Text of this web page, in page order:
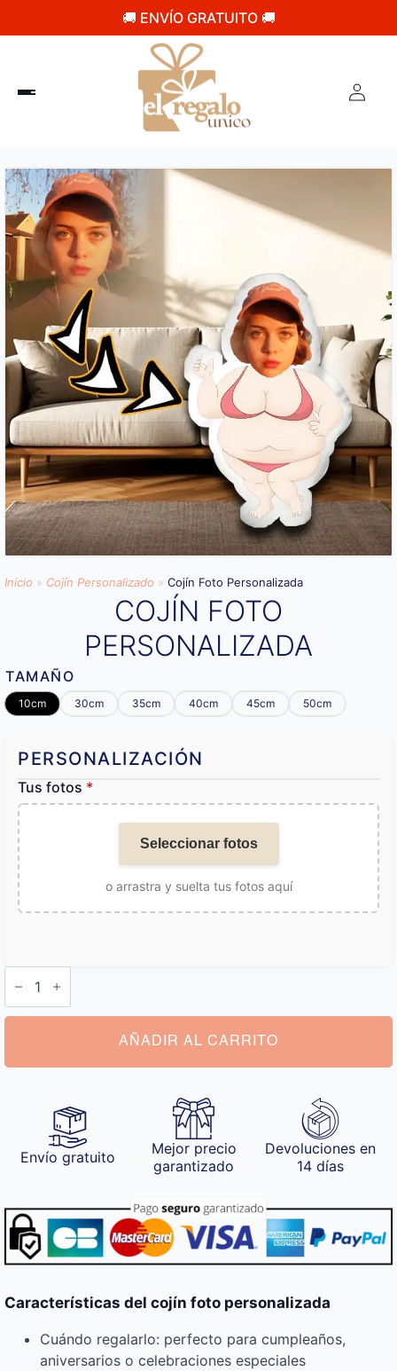
🚚 ENVÍO GRATUITO 🚚
Inicio » Cojín Personalizado » Cojín Foto Personalizada
COJÍN FOTO
PERSONALIZADA
TAMAÑO
10cm 30cm 35cm 40cm 45cm 50cm
PERSONALIZACIÓN
Tus fotos *
Seleccionar fotos
o arrastra y suelta tus fotos aquí
Cojín
Foto
Personalizada
cantidad
AÑADIR AL CARRITO
Envío gratuito
Mejor precio
garantizado
Devoluciones en
14 días
Características del cojín foto personalizada
Cuándo regalarlo: perfecto para cumpleaños,
aniversarios o celebraciones especiales